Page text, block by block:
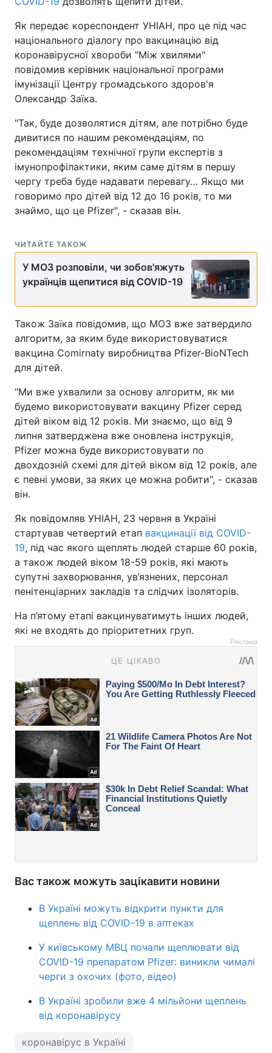
Як передає кореспондент УНІАН, про це під час
національного діалогу про вакцинацію від
коронавірусної хвороби "Між хвилями"
повідомив керівник національної програми
імунізації Центру громадського здоров'я
Олександр Заїка.
"Так, буде дозволятися дітям, але потрібно буде
дивитися по нашим рекомендаціям, по
рекомендаціям технічної групи експертів з
імунопрофілактики, яким саме дітям в першу
чергу треба буде надавати перевагу… Якщо ми
говоримо про дітей від 12 до 16 років, то ми
знаймо, що це Pfizer", - сказав він.
ЧИТАЙТЕ ТАКОЖ
У МОЗ розповіли, чи зобов'яжуть
українців щепитися від COVID-19
Також Заїка повідомив, що МОЗ вже затвердило
алгоритм, за яким буде використовуватися
вакцина Comirnaty виробництва Pfizer-BioNTech
для дітей.
"Ми вже ухвалили за основу алгоритм, як ми
будемо використовувати вакцину Pfizer серед
дітей віком від 12 років. Ми знаємо, що від 9
липня затверджена вже оновлена інструкція,
Pfizer можна буде використовувати по
двохдозній схемі для дітей віком від 12 років, але
є певні умови, за яких це можна робити", - сказав
він.
Як повідомляв УНІАН, 23 червня в Україні
стартував четвертий етап вакцинації від COVID-
19, під час якого щеплять людей старше 60 років,
а також людей віком 18-59 років, які мають
супутні захворювання, ув’язнених, персонал
пенітенціарних закладів та слідчих ізоляторів.
На п’ятому етапі вакцинуватимуть інших людей,
які не входять до пріоритетних груп.
Реклама
Вас також можуть зацікавити новини
В Україні можуть відкрити пункти для
щеплень від COVID-19 в аптеках
У київському МВЦ почали щеплювати від
COVID-19 препаратом Pfizer: виникли чималі
черги з охочих (фото, відео)
В Україні зробили вже 4 мільйони щеплень
від коронавірусу
коронавірус в Україні